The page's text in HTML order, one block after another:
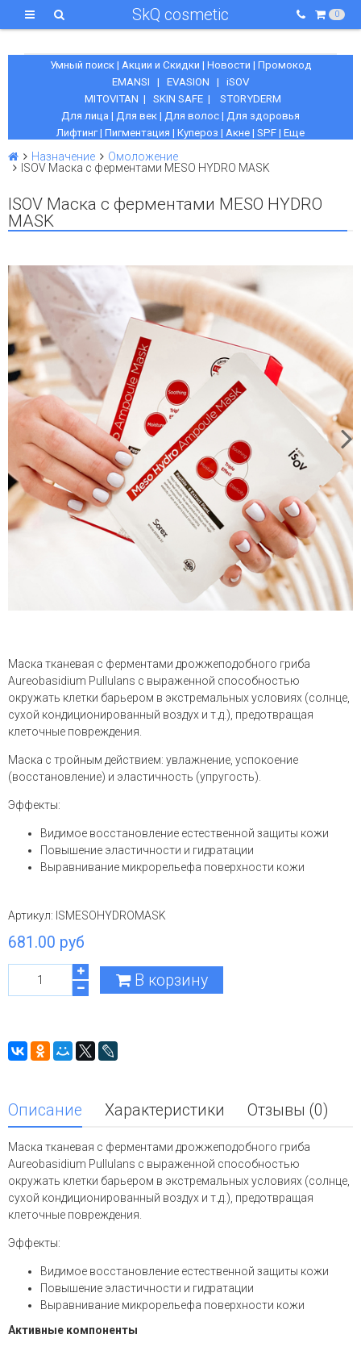
SkQ cosmetic 0
Умный поиск| Акции и Скидки | Новости | Промокод
EMANSI | EVASION | iSOV
MITOVITAN | SKIN SAFE | STORYDERM
Для лица | Для век | Для волос | Для здоровья
Лифтинг| Пигментация | Купероз | Акне | SPF | Еще
Назначение
Омоложение
ISOV Маска с ферментами MESO HYDRO MASK
ISOV Маска с ферментами MESO HYDRO
MASK
Маска тканевая с ферментами дрожжеподобного гриба
Aureobasidium Pullulans с выраженной способностью
окружать клетки барьером в экстремальных условиях (солнце,
сухой кондиционированный воздух и т.д.), предотвращая
клеточные повреждения.
Маска с тройным действием: увлажнение, успокоение
(восстановление) и эластичность (упругость).
Эффекты:
Видимое восстановление естественной защиты кожи
Повышение эластичности и гидратации
Выравнивание микрорельефа поверхности кожи
Артикул: ISMESOHYDROMASK
681.00 руб
В корзину
Описание Характеристики Отзывы (0)
Маска тканевая с ферментами дрожжеподобного гриба
Aureobasidium Pullulans с выраженной способностью
окружать клетки барьером в экстремальных условиях (солнце,
сухой кондиционированный воздух и т.д.), предотвращая
клеточные повреждения.
Эффекты:
Видимое восстановление естественной защиты кожи
Повышение эластичности и гидратации
Выравнивание микрорельефа поверхности кожи
Активные компоненты